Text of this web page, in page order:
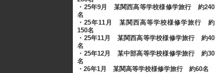
・25年9月 某関西高等学校様修学旅行 約240
名
・25年11月 某関西高等学校様修学旅行 約
150名
・25年11月 某関西高等学校様修学旅行 約40
名
・25年12月 某中部高等学校様修学旅行 約30
名
・26年1月 某関高等学校様修学旅行 約60名